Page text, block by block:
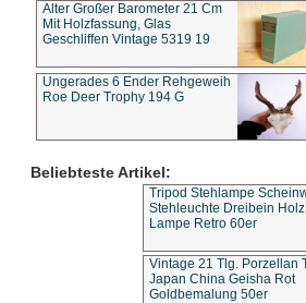
Alter Großer Barometer 21 Cm
Mit Holzfassung, Glas
Geschliffen Vintage 5319 19
Ungerades 6 Ender Rehgeweih
Roe Deer Trophy 194 G
Beliebteste Artikel:
Tripod Stehlampe
Stehleuchte Dreibein
Lampe Retro 60er
Vintage 21 Tlg. Porzellan
Japan China Geisha Rot
Goldbemalung 50er